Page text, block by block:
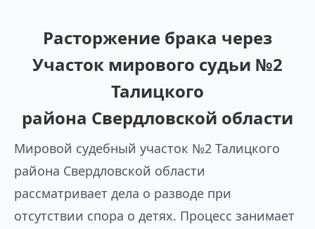
Расторжение брака через
Участок мирового судьи №2
Талицкого
района Свердловской области
Мировой судебный участок №2 Талицкого
района Свердловской области
рассматривает дела о разводе при
отсутствии спора о детях. Процесс занимает